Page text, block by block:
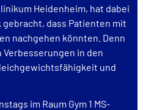
Heidenheim, hat dabei
dass Patienten mit
nachgehen könnten. Denn
in den
und
im Raum Gym 1 MS-